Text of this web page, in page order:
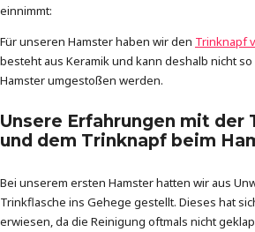
einnimmt:
Für unseren Hamster haben wir den Trinknapf
besteht aus Keramik und kann deshalb nicht
Hamster umgestoßen werden.
Unsere Erfahrungen mit der
und dem Trinknapf beim
Bei unserem ersten Hamster hatten wir aus
Trinkflasche ins Gehege gestellt. Dieses hat
erwiesen, da die Reinigung oftmals nicht